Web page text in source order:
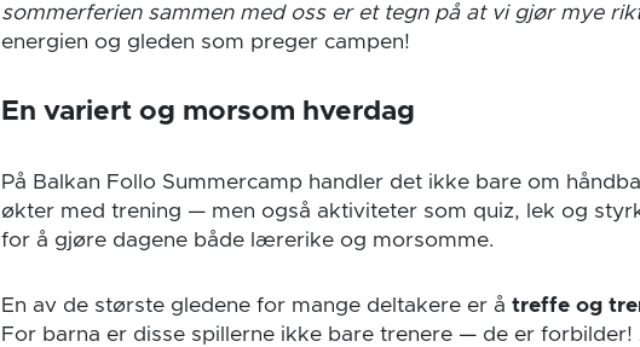
sommerferien sammen med oss er et tegn på at vi gjør mye
energien og gleden som preger campen!
En variert og morsom hverdag
På Balkan Follo Summercamp handler det ikke bare om
økter med trening — men også aktiviteter som quiz, lek og
for å gjøre dagene både lærerike og morsomme.
En av de største gledene for mange deltakere er åtreffe og
For barna er disse spillerne ikke bare trenere — de er forbilder!